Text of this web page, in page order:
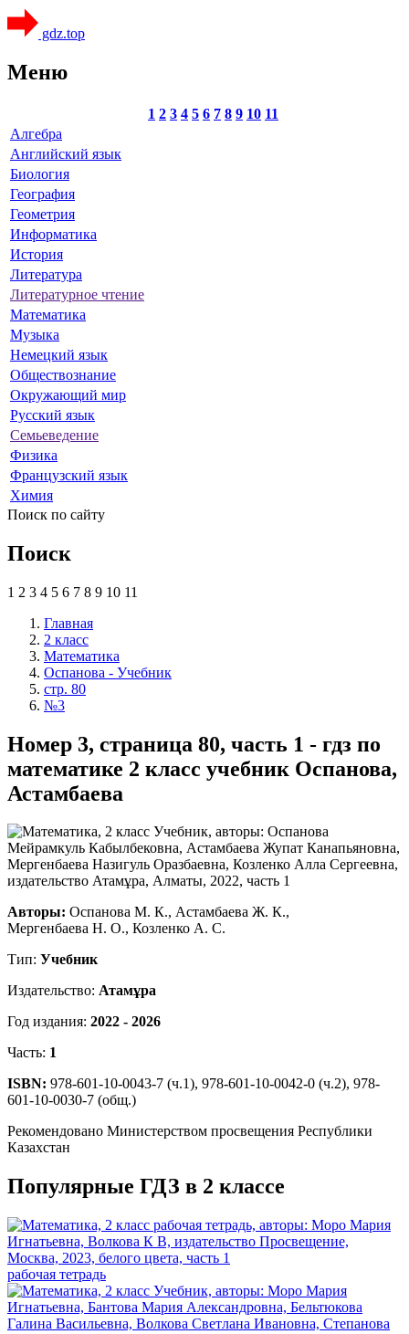
gdz.top
Меню
1 2 3 4 5 6 7 8 9 10 11
Алгебра
Английский язык
Биология
География
Геометрия
Информатика
История
Литература
Литературное чтение
Математика
Музыка
Немецкий язык
Обществознание
Окружающий мир
Русский язык
Семьеведение
Физика
Французский язык
Химия
Поиск по сайту
Поиск
1 2 3 4 5 6 7 8 9 10 11
Главная
2 класс
Математика
Оспанова - Учебник
стр. 80
№3
Номер 3, страница 80, часть 1 - гдз по
математике 2 класс учебник Оспанова,
Астамбаева
Авторы: Оспанова М. К., Астамбаева Ж. К.,
Мергенбаева Н. О., Козленко А. С.
Тип: Учебник
Издательство: Атамұра
Год издания: 2022 - 2026
Часть: 1
ISBN: 978-601-10-0043-7 (ч.1), 978-601-10-0042-0 (ч.2), 978-
601-10-0030-7 (общ.)
Рекомендовано Министерством просвещения Республики
Казахстан
Популярные ГДЗ в 2 классе
рабочая тетрадь